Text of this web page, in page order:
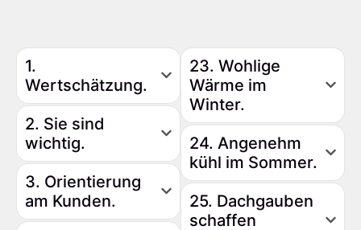
1.
Wertschätzung.
2. Sie sind
wichtig.
3. Orientierung
am Kunden.
23. Wohlige
Wärme im
Winter.
24. Angenehm
kühl im Sommer.
25. Dachgauben
schaffen